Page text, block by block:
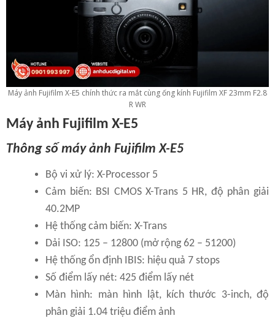
Máy ảnh Fujifilm X-E5 chính thức ra mắt cùng ống kính Fujifilm XF 23mm F2.8
R WR
Máy ảnh Fujifilm X-E5
Thông số máy ảnh Fujifilm X-E5
Bộ vi xử lý: X-Processor 5
Cảm biến: BSI CMOS X-Trans 5 HR, độ phân giải
40.2MP
Hệ thống cảm biến: X-Trans
Dải ISO: 125 – 12800 (mở rộng 62 – 51200)
Hệ thống ổn định IBIS: hiệu quả 7 stops
Số điểm lấy nét: 425 điểm lấy nét
Màn hình: màn hình lật, kích thước 3-inch, độ
phân giải 1.04 triệu điểm ảnh